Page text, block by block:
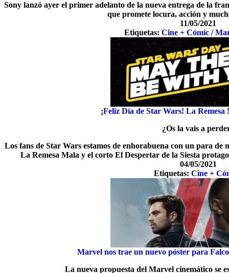
Sony lanzó ayer el primer adelanto de la nueva entrega de la
que promete locura, acción y
11/05/2021
Etiquetas: Cine + Cómic /
¡Feliz Día de Star Wars! La Remesa
¿Os la vais a
Los fans de Star Wars estamos de enhorabuena con un para de
La Remesa Mala y el corto El Despertar de la Siesta
04/05/2021
Etiquetas: Cine +
Marvel nos trae un nuevo póster para
La nueva propuesta del Marvel cinemático se